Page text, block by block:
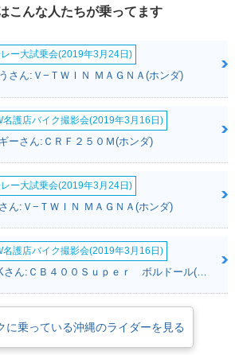
したGL1800が登場した。このゴールドウイング
（2013年）とマッスルなスタイルの
た。なお、2011年からは、熊本工場で生産さ
年になると、次期モデルが東京やミラノの
、2018年4月から新型モデルとして販売が開始
と、6代目のゴールドウイングということにな
とリアトランクを装備したモデルを「ゴールド
また、後者には自動変速ができるDCTとエア
として、ゴールドウイング ツアー・デュアル
ン・エアバッグも設定された。アップル社の
たのも同じタイミングだった。翌2019年モデ
の「ゴールドウイング」にもDCT搭載モデルが
ルでは、左側サドルバッグ内にUSBソケット
サスペンションやDCTモデルのセッティングも
6月から、グーグル社の「Android Auto」にも
ア更新が可能になった。2021年からは、マニ
され、DCTモデルのみとなった。2023年2月に
排出ガス規制に適合し、サドルバッグ・リアト
ング ツアーのみのラインナップとなった。
、2019年12月1日から施行された道路交通法施
こんな人たちが乗ってます
ー大試乗会(2019年3月24日)
さん:Ｖ−ＴＷＩＮ ＭＡＧＮＡ(ホンダ)
名護店バイク撮影会(2019年3月16日)
ーさん:ＣＲＦ２５０Ｍ(ホンダ)
ー大試乗会(2019年3月24日)
ん:Ｖ−ＴＷＩＮ ＭＡＧＮＡ(ホンダ)
名護店バイク撮影会(2019年3月16日)
に乗っている沖縄のライダーを見る